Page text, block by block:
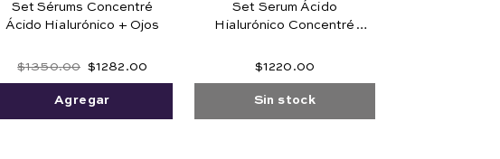
Set Sérums Concentré
Ácido Hialurónico + Ojos
$1350.00 $1282 .00
Agregar
Set Serum Ácido
Hialurónico Concentré
+ Bloqueador solar
$1220 .00
Sin stock